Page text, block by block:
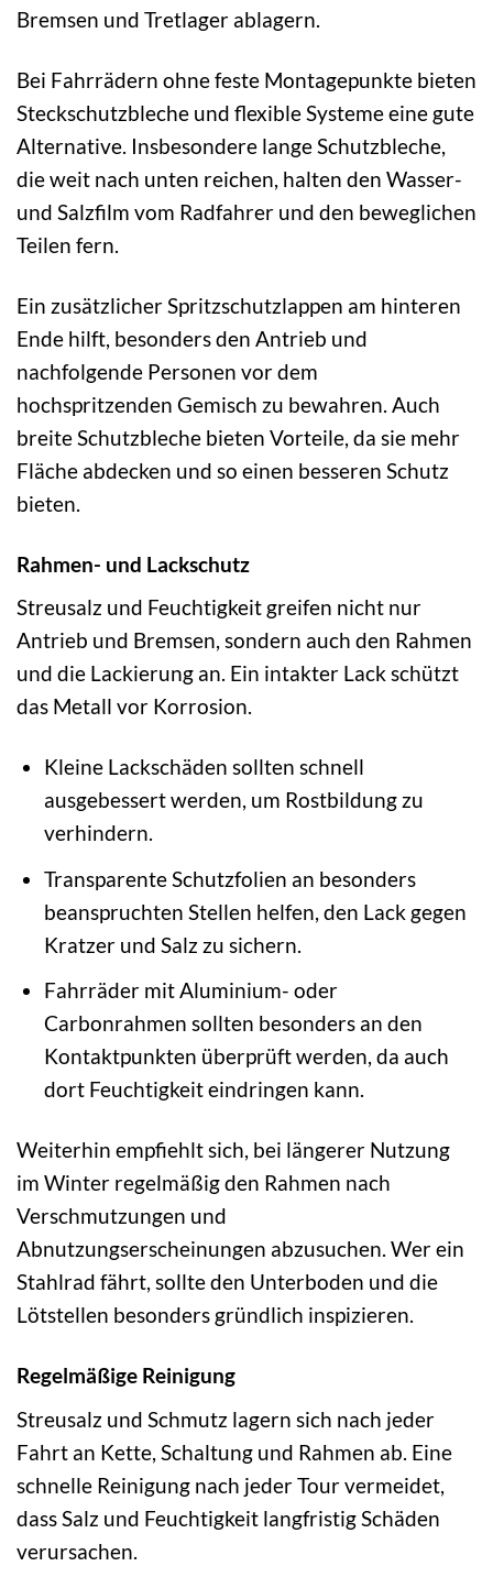
Bremsen und Tretlager ablagern.
Bei Fahrrädern ohne feste Montagepunkte bieten
Steckschutzbleche und flexible Systeme eine gute
Alternative. Insbesondere lange Schutzbleche,
die weit nach unten reichen, halten den Wasser-
und Salzfilm vom Radfahrer und den beweglichen
Teilen fern.
Ein zusätzlicher Spritzschutzlappen am hinteren
Ende hilft, besonders den Antrieb und
nachfolgende Personen vor dem
hochspritzenden Gemisch zu bewahren. Auch
breite Schutzbleche bieten Vorteile, da sie mehr
Fläche abdecken und so einen besseren Schutz
bieten.
Rahmen- und Lackschutz
Streusalz und Feuchtigkeit greifen nicht nur
Antrieb und Bremsen, sondern auch den Rahmen
und die Lackierung an. Ein intakter Lack schützt
das Metall vor Korrosion.
Kleine Lackschäden sollten schnell
ausgebessert werden, um Rostbildung zu
verhindern.
Transparente Schutzfolien an besonders
beanspruchten Stellen helfen, den Lack gegen
Kratzer und Salz zu sichern.
Fahrräder mit Aluminium- oder
Carbonrahmen sollten besonders an den
Kontaktpunkten überprüft werden, da auch
dort Feuchtigkeit eindringen kann.
Weiterhin empfiehlt sich, bei längerer Nutzung
im Winter regelmäßig den Rahmen nach
Verschmutzungen und
Abnutzungserscheinungen abzusuchen. Wer ein
Stahlrad fährt, sollte den Unterboden und die
Lötstellen besonders gründlich inspizieren.
Regelmäßige Reinigung
Streusalz und Schmutz lagern sich nach jeder
Fahrt an Kette, Schaltung und Rahmen ab. Eine
schnelle Reinigung nach jeder Tour vermeidet,
dass Salz und Feuchtigkeit langfristig Schäden
verursachen.